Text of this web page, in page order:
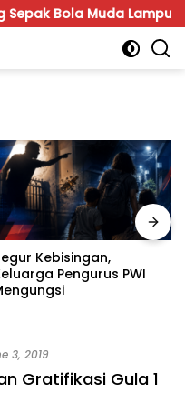
Bola Muda Lampung
Kebisingan,
Pengurus PWI
3, 2019
Gratifikasi Gula 1